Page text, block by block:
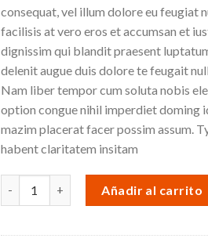
consequat, vel illum dolore eu feugiat
facilisis at vero eros et accumsan et
dignissim qui blandit praesent
delenit augue duis dolore te feugait
Nam liber tempor cum soluta nobis
option congue nihil imperdiet doming
mazim placerat facer possim assum.
habent claritatem insitam
Añadir al carrito